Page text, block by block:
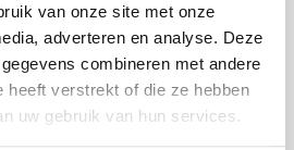
van onze site met onze
adverteren en analyse. Deze
combineren met andere
heeft verstrekt of die ze hebben
uw gebruik van hun services.
vlonderplank
cm kunstmatig
1 zijde 2 V-